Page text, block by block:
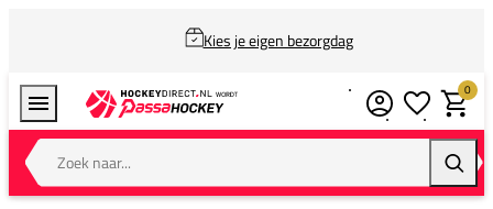
Kies je eigen bezorgdag
Zoek naar...
0